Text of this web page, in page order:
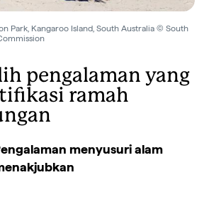
Park, Kangaroo Island, South Australia © South
pengalaman yang
ramah
menyusuri alam